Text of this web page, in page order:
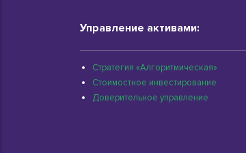
Управление активами:
Стратегия «Алгоритмическая»
Стоимостное инвестирование
Доверительное управление